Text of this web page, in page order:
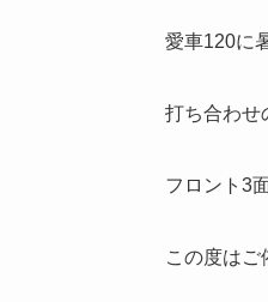
愛車120に
打ち合わせ
フロント3
この度はご